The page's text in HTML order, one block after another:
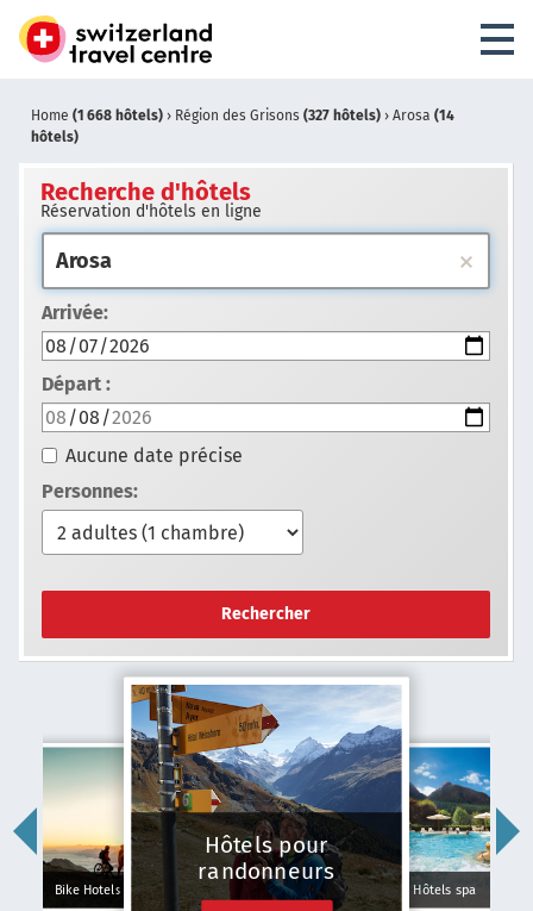
Home (1 668 hôtels) › Région des Grisons (327 hôtels) › Arosa (14
hôtels)
Recherche d'hôtels
Réservation d'hôtels en ligne
Arrivée:
Départ :
Aucune date précise
Personnes:
Rechercher
Bike Hotels
Hôtels pour
randonneurs
Hôtels spa